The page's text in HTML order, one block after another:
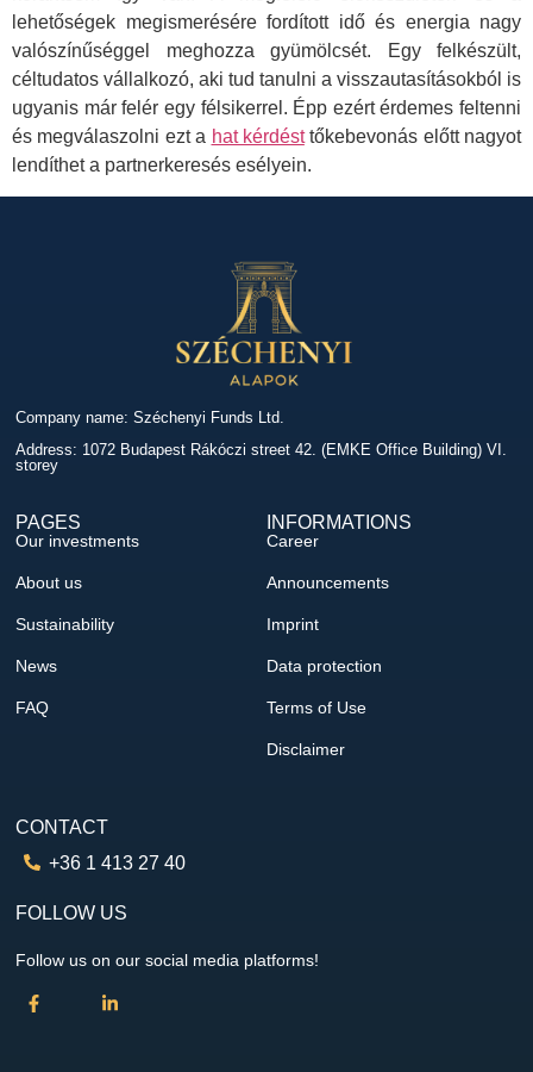
lehetőségek megismerésére fordított idő és energia nagy
valószínűséggel meghozza gyümölcsét. Egy felkészült,
céltudatos vállalkozó, aki tud tanulni a visszautasításokból is
ugyanis már felér egy félsikerrel. Épp ezért érdemes feltenni
és megválaszolni ezt a hat kérdésttőkebevonás előtt nagyot
lendíthet a partnerkeresés esélyein.
Company name: Széchenyi Funds Ltd.
Address: 1072 Budapest Rákóczi street 42. (EMKE Office Building) VI.
storey
PAGES
Our investments
About us
Sustainability
News
FAQ
INFORMATIONS
Career
Announcements
Imprint
Data protection
Terms of Use
Disclaimer
CONTACT
+36 1 413 27 40
FOLLOW US
Follow us on our social media platforms!